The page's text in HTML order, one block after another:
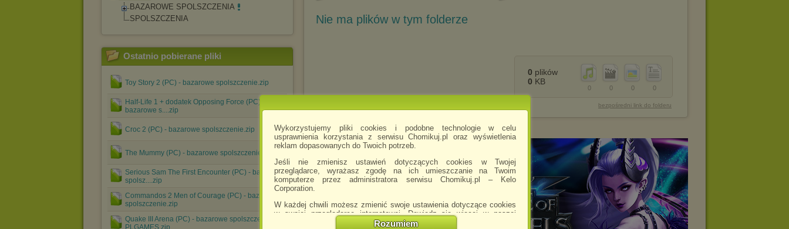
Wykorzystujemy pliki cookies i podobne technologie w celu
usprawnienia korzystania z serwisu Chomikuj.pl oraz wyświetlenia
reklam dopasowanych do Twoich potrzeb.
Jeśli nie zmienisz ustawień dotyczących cookies w Twojej
przeglądarce, wyrażasz zgodę na ich umieszczanie na Twoim
komputerze przez administratora serwisu Chomikuj.pl – Kelo
Corporation.
W każdej chwili możesz zmienić swoje ustawienia dotyczące cookies
w swojej przeglądarce internetowej. Dowiedz się więcej w naszej
http://chomikuj.pl/PolitykaPrywatnosci.aspx
Rozumiem
BAZAROWE SPOLSZCZENIA
SPOLSZCZENIA
Ostatnio pobierane pliki
Toy Story 2 (PC) - bazarowe spolszczenie.zip
Half-Life 1 + dodatek Opposing Force (PC) -
bazarowe s....zip
Croc 2 (PC) - bazarowe spolszczenie.zip
The Mummy (PC) - bazarowe spolszczenie.zip
Serious Sam The First Encounter (PC) - bazarowe
spolsz....zip
Commandos 2 Men of Courage (PC) - bazarowe
spolszczenie.zip
Quake III Arena (PC) - bazarowe spolszczenie
PLGAMES.zip
Nie ma plików w tym folderze
0
0
0
0
0 plików
0 KB
bezpośredni link do folderu